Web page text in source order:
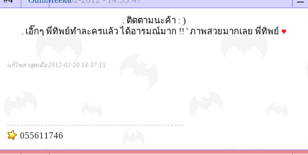
. ติดตามนะค้า : )
. เอิ๊กๆ พี่ทิพย์ทำละครแล้ว ได้อารมณ์มาก !! ' ภาพสวยมากเลย พี่ทิพย์ ♥
แก้ไขล่าสุดเมื่อ 2012-02-20 14:37:15
055611746